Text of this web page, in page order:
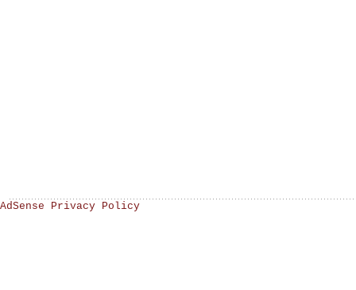
AdSense Privacy Policy